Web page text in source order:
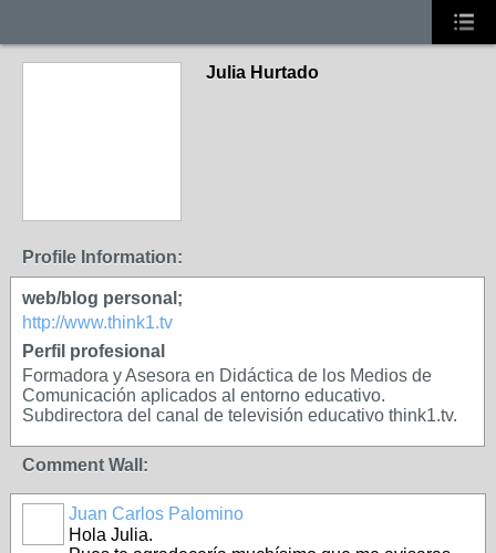
Julia Hurtado
Profile Information:
web/blog personal;
http://www.think1.tv
Perfil profesional
Formadora y Asesora en Didáctica de los Medios de
Comunicación aplicados al entorno educativo.
Subdirectora del canal de televisión educativo think1.tv.
Comment Wall:
Juan Carlos Palomino
Hola Julia.